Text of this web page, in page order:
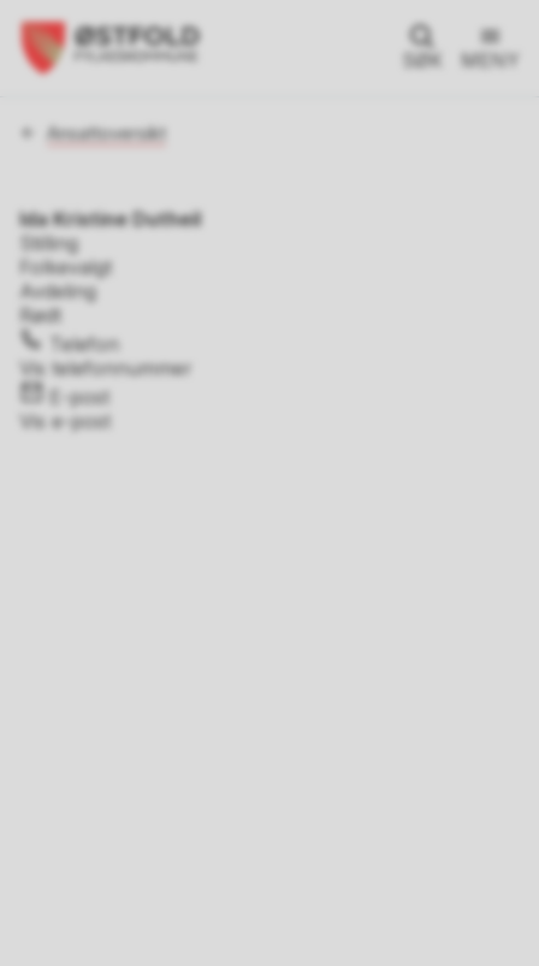
SØK MENY
Du
Ansattoversikt
Ida Kristine Dutheil
Stilling
Folkevalgt
Avdeling
Rødt
Telefon
Vis telefonnummer
E-post
Vis e-post